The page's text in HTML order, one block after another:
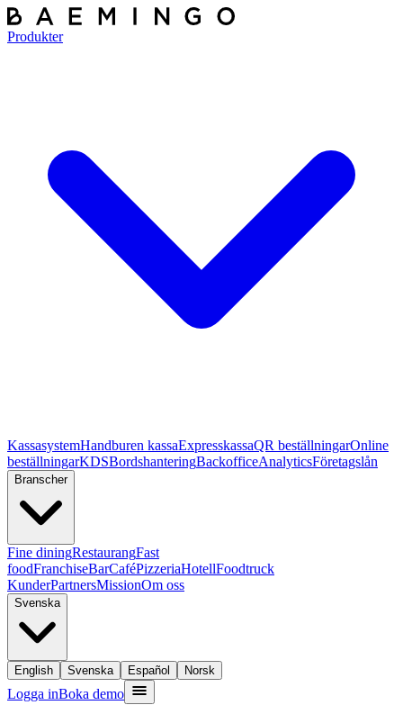
Produkter
KassasystemHandburen kassaExpresskassaQR beställningarOnline
beställningarKDSBordshanteringBackofficeAnalyticsFöretagslån
Branscher
Fine diningRestaurangFast
foodFranchiseBarCaféPizzeriaHotellFoodtruck
KunderPartnersMissionOm oss
Svenska
English Svenska Español Norsk
Logga inBoka demo